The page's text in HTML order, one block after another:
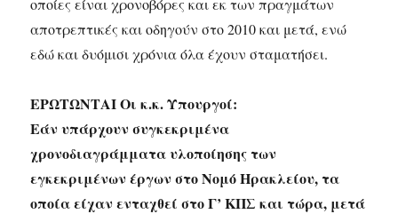
οποίες είναι χρονοβόρες και εκ των πραγμάτων
αποτρεπτικές και οδηγούν στο 2010 και μετά, ενώ
εδώ και δυόμισι χρόνια όλα έχουν σταματήσει.
ΕΡΩΤΩΝΤΑΙ Οι κ.κ. Υπουργοί:
Εάν υπάρχουν συγκεκριμένα
χρονοδιαγράμματα υλοποίησης των
εγκεκριμένων έργων στο Νομό Ηρακλείου, τα
οποία είχαν ενταχθεί στο Γ’ ΚΠΣ και τώρα, μετά